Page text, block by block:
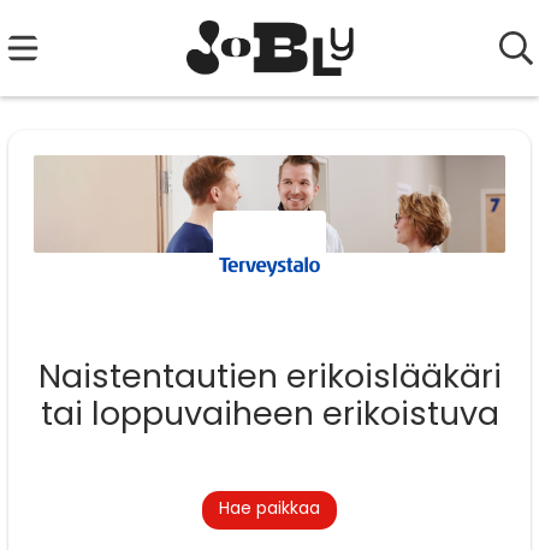
Naistentautien erikoislääkäri
tai loppuvaiheen erikoistuva
Hae paikkaa